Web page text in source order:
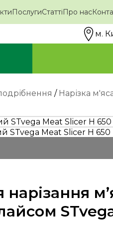
ПослугиСтаттіПро нас
м.
/ Нарізка